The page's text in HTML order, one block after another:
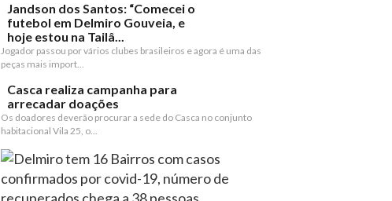
Jandson dos Santos: “Comecei o
futebol em Delmiro Gouveia, e
hoje estou na Tailâ...
Jogador passou por vários clubes brasileiros e agora é uma das
peças mais import...
Casca realiza campanha para
arrecadar doações
Os doadores deverão procurar a sede do Casca no conjunto
habitacional Vila 25, o...